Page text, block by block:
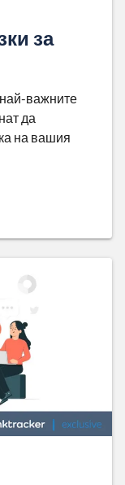
за
важните
да
на вашия